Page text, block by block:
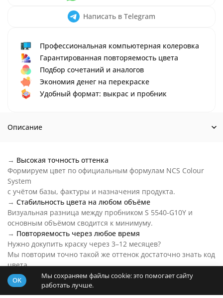
Написать в Telegram
Профессиональная компьютерная колеровка
Гарантированная повторяемость цвета
Подбор сочетаний и аналогов
Экономия денег на перекраске
Удобный формат: выкрас и пробник
Описание
→ Высокая точность оттенка
Формируем цвет по официальным формулам NCS Colour
System
с учётом базы, фактуры и назначения продукта.
→ Стабильность цвета на любом объёме
Визуальная разница между пробником S 5540-G10Y и
основным объёмом сводится к минимуму.
→ Повторяемость через любое время
Нужно докупить краску через 3–12 месяцев?
Мы повторим точно такой же оттенок достаточно знать код
цвета.
→Цвет S 5540-G10Y на любой бюджет
Основу пробника подберем под ваш бюджет и задачи.
OK
Мы сохраняем файлы cookie: это помогает сайту
работать лучше.